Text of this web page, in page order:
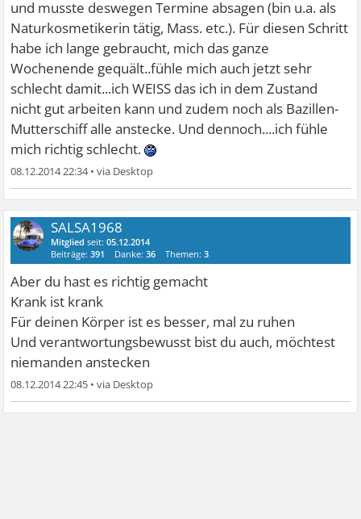
und musste deswegen Termine absagen (bin u.a. als
Naturkosmetikerin tätig, Mass. etc.). Für diesen Schritt
habe ich lange gebraucht, mich das ganze
Wochenende gequält..fühle mich auch jetzt sehr
schlecht damit...ich WEISS das ich in dem Zustand
nicht gut arbeiten kann und zudem noch als Bazillen-
Mutterschiff alle anstecke. Und dennoch....ich fühle
mich richtig schlecht.
08.12.2014 22:34•
SALSA1968
Mitglied seit:05.12.2014
Beiträge:391 Danke:36 Themen:3
Aber du hast es richtig gemacht
Krank ist krank
Für deinen Körper ist es besser, mal zu ruhen
Und verantwortungsbewusst bist du auch, möchtest
niemanden anstecken
08.12.2014 22:45 •